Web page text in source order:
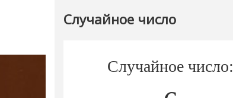
Случайное число
Случайное число: